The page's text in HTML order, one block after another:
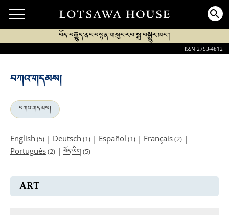
བོད་བརྒྱུད་ནང་བསྟན་གསུང་རབ་སྒྲ་བསྒྱུར་ཁང་།
ISSN 2753-4812
བཀའ་གདམས།
བཀའ་གདམས།
English (5) | Deutsch (1) | Español (1) | Français(2) |
Português(2) | བོད་ཡིག (5)
ART